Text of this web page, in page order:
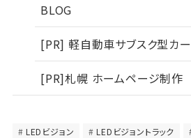
BLOG
[PR] 軽自動車サブスク型カ
[PR]札幌 ホームページ制作
LEDビジョン LEDビジョントラック